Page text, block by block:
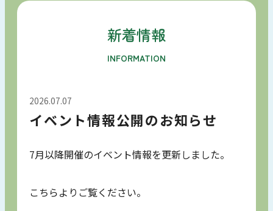
新着情報
INFORMATION
2026.07.07
イベント情報公開のお知らせ
7月以降開催のイベント情報を更新しました。
こちらよりご覧ください。